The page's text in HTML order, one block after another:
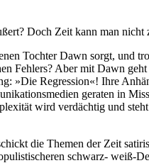
Doch Zeit kann man nicht
Tochter Dawn sorgt, und
Fehlers? Aber mit Dawn
»Die Regression«! Ihre
geraten in
wird verdächtig und
die Themen der Zeit
schwarz- weiß-